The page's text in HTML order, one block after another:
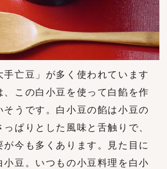
亡豆」が多く使われています
、この白小豆を使って白餡を作
そうです。白小豆の餡は小豆の
ぱりとした風味と舌触りで、
今も多くあります。見た目に
小豆。いつもの小豆料理を白小